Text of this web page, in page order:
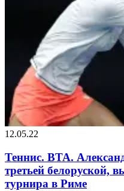
12.05.22
Теннис. ВТА.
третьей белоруской,
турнира в Риме